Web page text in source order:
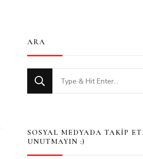
ARA
Looking
for
SOSYAL MEDYADA TAKİP
UNUTMAYIN :)